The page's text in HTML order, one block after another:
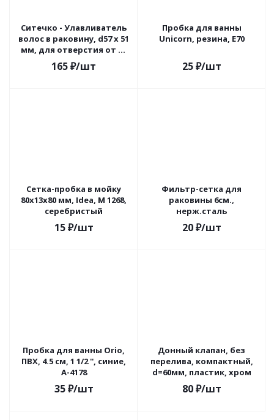
Ситечко - Улавливатель
волос в раковину, d57 х 51
мм, для отверстия от 30
мм, MultiDom VL34-98
165₽/шт
Пробка для ванны
Unicorn, резина, Е70
25₽/шт
Сетка-пробка в мойку
80x13x80 мм, Idea, М 1268,
серебристый
15₽/шт
Фильтр-сетка для
раковины 6см.,
нерж.сталь
20₽/шт
Пробка для ванны Orio,
ПВХ, 4.5 см, 1 1/2 '', синие,
А-4178
35₽/шт
Донный клапан, без
перелива, компактный,
d=60мм, пластик, хром
80₽/шт